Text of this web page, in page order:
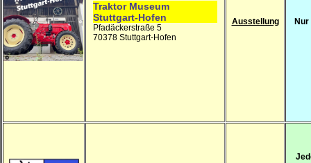
Traktor Museum
Stuttgart-Hofen
Pfadäckerstraße 5
70378 Stuttgart-Hofen
Ausstellung